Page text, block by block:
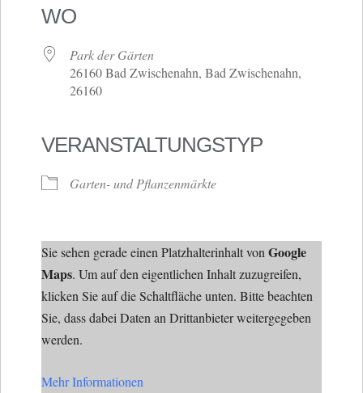
WO
Park der Gärten
26160 Bad Zwischenahn, Bad Zwischenahn,
26160
VERANSTALTUNGSTYP
Garten- und Pflanzenmärkte
Sie sehen gerade einen Platzhalterinhalt von Google
Maps. Um auf den eigentlichen Inhalt zuzugreifen,
klicken Sie auf die Schaltfläche unten. Bitte beachten
Sie, dass dabei Daten an Drittanbieter weitergegeben
werden.
Mehr Informationen